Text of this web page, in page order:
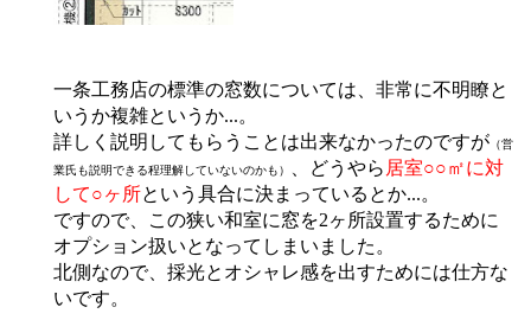
一条工務店の標準の窓数については、非常に不明瞭と
いうか複雑というか...。
詳しく説明してもらうことは出来なかったのですが （営
業氏も説明できる程理解していないのかも）
、どうやら 居室○○㎡に対
して○ヶ所という具合に決まっているとか...。
ですので、この狭い和室に窓を2ヶ所設置するために
オプション扱いとなってしまいました。
北側なので、採光とオシャレ感を出すためには仕方な
いです。